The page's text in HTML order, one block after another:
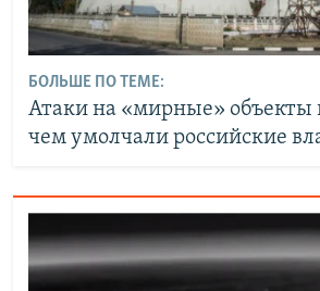
БОЛЬШЕ ПО ТЕМЕ:
Атаки на «мирные» объекты
чем умолчали российские